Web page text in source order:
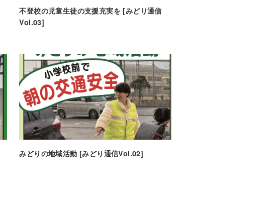
不登校の児童生徒の支援充実を [みどり通信
Vol.03]
みどりの地域活動 [みどり通信Vol.02]